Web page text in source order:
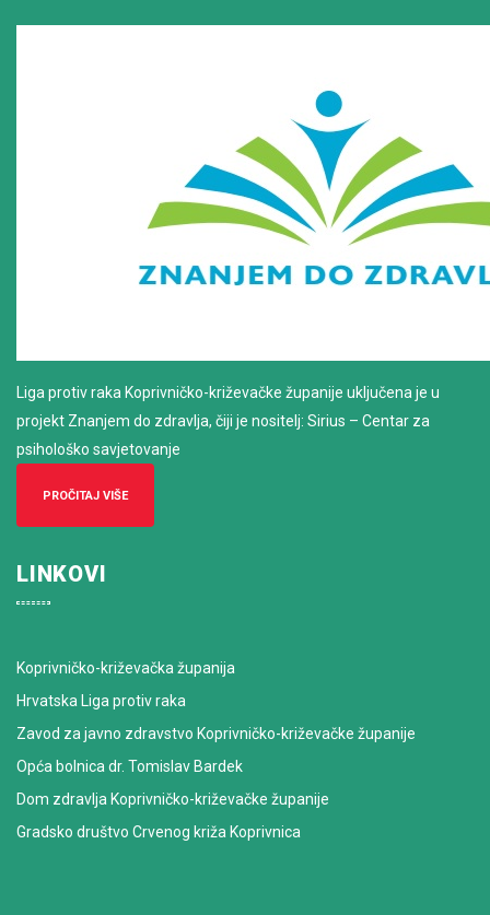
Liga protiv raka Koprivničko-križevačke županije uključena je u
projekt Znanjem do zdravlja, čiji je nositelj: Sirius – Centar za
psihološko savjetovanje
PROČITAJ VIŠE
LINKOVI
Koprivničko-križevačka županija
Hrvatska Liga protiv raka
Zavod za javno zdravstvo Koprivničko-križevačke županije
Opća bolnica dr. Tomislav Bardek
Dom zdravlja Koprivničko-križevačke županije
Gradsko društvo Crvenog križa Koprivnica